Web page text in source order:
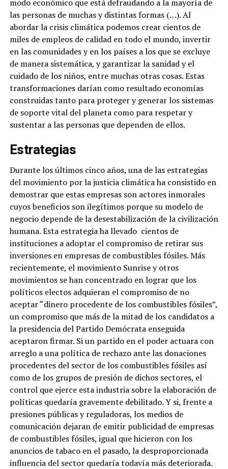
modo económico que está defraudando a la mayoría de
las personas de muchas y distintas formas (…). Al
abordar la crisis climática podemos crear cientos de
miles de empleos de calidad en todo el mundo, invertir
en las comunidades y en los países a los que se excluye
de manera sistemática, y garantizar la sanidad y el
cuidado de los niños, entre muchas otras cosas. Estas
transformaciones darían como resultado economías
construidas tanto para proteger y generar los sistemas
de soporte vital del planeta como para respetar y
sustentar a las personas que dependen de ellos.
Estrategias
Durante los últimos cinco años, una de las estrategias
del movimiento por la justicia climática ha consistido en
demostrar que estas empresas son actores inmorales
cuyos beneficios son ilegítimos porque su modelo de
negocio depende de la desestabilización de la civilización
humana. Esta estrategia ha llevado cientos de
instituciones a adoptar el compromiso de retirar sus
inversiones en empresas de combustibles fósiles. Más
recientemente, el movimiento Sunrise y otros
movimientos se han concentrado en lograr que los
políticos electos adquieran el compromiso de no
aceptar “dinero procedente de los combustibles fósiles”,
un compromiso que más de la mitad de los candidatos a
la presidencia del Partido Demócrata enseguida
aceptaron firmar. Si un partido en el poder actuara con
arreglo a una política de rechazo ante las donaciones
procedentes del sector de los combustibles fósiles así
como de los grupos de presión de dichos sectores, el
control que ejerce esta industria sobre la elaboración de
políticas quedaría gravemente debilitado. Y si, frente a
presiones públicas y reguladoras, los medios de
comunicación dejaran de emitir publicidad de empresas
de combustibles fósiles, igual que hicieron con los
anuncios de tabaco en el pasado, la desproporcionada
influencia del sector quedaría todavía más deteriorada.